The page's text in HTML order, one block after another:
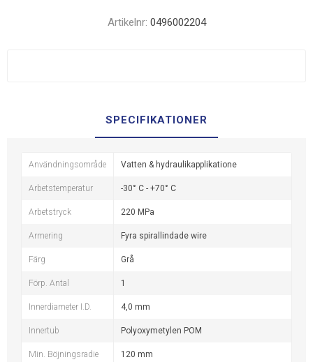
Artikelnr: 0496002204
SPECIFIKATIONER
Användningsområde Vatten & hydraulikapplikatione
Arbetstemperatur -30° C - +70° C
Arbetstryck 220 MPa
Armering Fyra spirallindade wire
Färg Grå
Förp. Antal 1
Innerdiameter I.D. 4,0 mm
Innertub Polyoxymetylen POM
Min. Böjningsradie 120 mm